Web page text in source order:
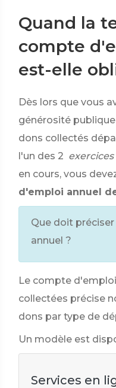
Quand la
compte
est-elle
Dès lors que vous
générosité
dons collectés
l'un des 2 exercices
en cours, vous
d'emploi annuel
Que doit
annuel ?
Le compte
collectées précise
dons par type de
Un modèle est
Services en